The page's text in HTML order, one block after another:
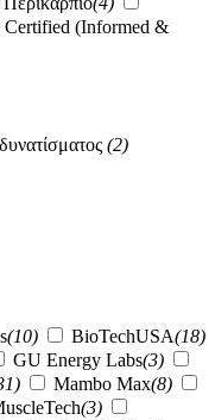
Certified (Informed &
(2)
(10) BioTechUSA(18)
GU Energy Labs(3)
Mambo Max(8)
(3)